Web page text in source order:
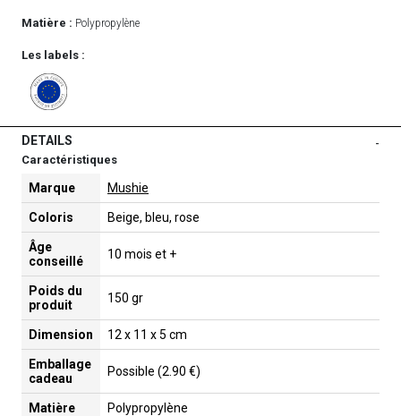
Matière : Polypropylène
Les labels :
DETAILS -
Caractéristiques
Marque Mushie
Coloris Beige, bleu, rose
Âge
conseillé
10 mois et +
Poids du
produit
150 gr
Dimension 12 x 11 x 5 cm
Emballage
cadeau
Possible (2.90 €)
Matière Polypropylène